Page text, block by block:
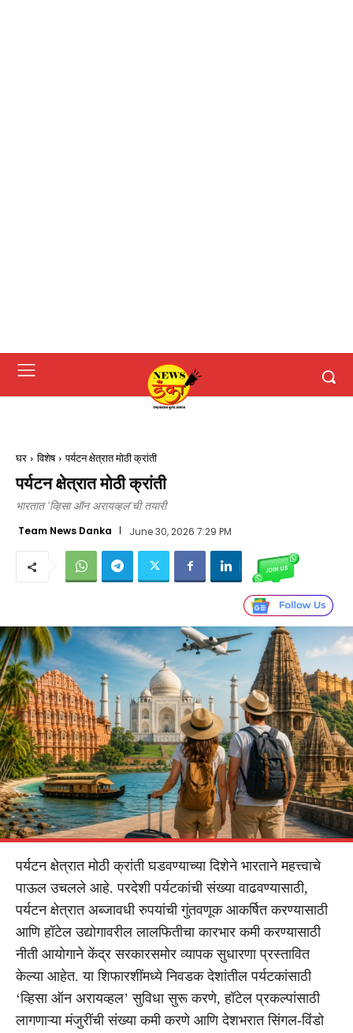
घर विशेष पर्यटन क्षेत्रात मोठी क्रांती
पर्यटन क्षेत्रात मोठी क्रांती
भारतात 'व्हिसा ऑन अरायव्हल'ची तयारी
Team News Danka June 30, 2026 7:29 PM
पर्यटन क्षेत्रात मोठी क्रांती घडवण्याच्या दिशेने भारताने महत्त्वाचे
पाऊल उचलले आहे. परदेशी पर्यटकांची संख्या वाढवण्यासाठी,
पर्यटन क्षेत्रात अब्जावधी रुपयांची गुंतवणूक आकर्षित करण्यासाठी
आणि हॉटेल उद्योगावरील लालफितीचा कारभार कमी करण्यासाठी
नीती आयोगाने केंद्र सरकारसमोर व्यापक सुधारणा प्रस्तावित
केल्या आहेत. या शिफारशींमध्ये निवडक देशांतील पर्यटकांसाठी
‘व्हिसा ऑन अरायव्हल’ सुविधा सुरू करणे, हॉटेल प्रकल्पांसाठी
लागणाऱ्या मंजुरींची संख्या कमी करणे आणि देशभरात सिंगल-विंडो